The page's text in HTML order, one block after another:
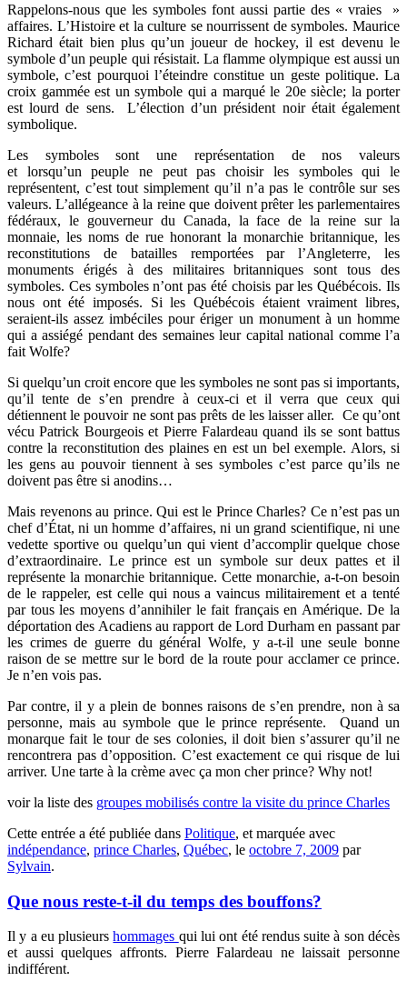
Rappelons-nous que les symboles font aussi partie des « vraies »
affaires. L’Histoire et la culture se nourrissent de symboles. Maurice
Richard était bien plus qu’un joueur de hockey, il est devenu le
symbole d’un peuple qui résistait. La flamme olympique est aussi un
symbole, c’est pourquoi l’éteindre constitue un geste politique. La
croix gammée est un symbole qui a marqué le 20e siècle; la porter
est lourd de sens. L’élection d’un président noir était également
symbolique.
Les symboles sont une représentation de nos valeurs
et lorsqu’un peuple ne peut pas choisir les symboles qui le
représentent, c’est tout simplement qu’il n’a pas le contrôle sur ses
valeurs. L’allégeance à la reine que doivent prêter les parlementaires
fédéraux, le gouverneur du Canada, la face de la reine sur la
monnaie, les noms de rue honorant la monarchie britannique, les
reconstitutions de batailles remportées par l’Angleterre, les
monuments érigés à des militaires britanniques sont tous des
symboles. Ces symboles n’ont pas été choisis par les Québécois. Ils
nous ont été imposés. Si les Québécois étaient vraiment libres,
seraient-ils assez imbéciles pour ériger un monument à un homme
qui a assiégé pendant des semaines leur capital national comme l’a
fait Wolfe?
Si quelqu’un croit encore que les symboles ne sont pas si importants,
qu’il tente de s’en prendre à ceux-ci et il verra que ceux qui
détiennent le pouvoir ne sont pas prêts de les laisser aller. Ce qu’ont
vécu Patrick Bourgeois et Pierre Falardeau quand ils se sont battus
contre la reconstitution des plaines en est un bel exemple. Alors, si
les gens au pouvoir tiennent à ses symboles c’est parce qu’ils ne
doivent pas être si anodins…
Mais revenons au prince. Qui est le Prince Charles? Ce n’est pas un
chef d’État, ni un homme d’affaires, ni un grand scientifique, ni une
vedette sportive ou quelqu’un qui vient d’accomplir quelque chose
d’extraordinaire. Le prince est un symbole sur deux pattes et il
représente la monarchie britannique. Cette monarchie, a-t-on besoin
de le rappeler, est celle qui nous a vaincus militairement et a tenté
par tous les moyens d’annihiler le fait français en Amérique. De la
déportation des Acadiens au rapport de Lord Durham en passant par
les crimes de guerre du général Wolfe, y a-t-il une seule bonne
raison de se mettre sur le bord de la route pour acclamer ce prince.
Je n’en vois pas.
Par contre, il y a plein de bonnes raisons de s’en prendre, non à sa
personne, mais au symbole que le prince représente. Quand un
monarque fait le tour de ses colonies, il doit bien s’assurer qu’il ne
rencontrera pas d’opposition. C’est exactement ce qui risque de lui
arriver. Une tarte à la crème avec ça mon cher prince? Why not!
voir la liste des groupes mobilisés contre la visite du prince Charles
Cette entrée a été publiée dans Politique, et marquée avec
indépendance, prince Charles, Québec, le octobre 7, 2009 par
Sylvain.
Que nous reste-t-il du temps des bouffons?
Il y a eu plusieurshommages qui lui ont été rendus suite à son décès
et aussi quelques affronts. Pierre Falardeau ne laissait personne
indifférent.